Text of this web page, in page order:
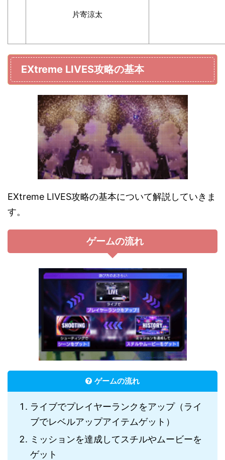
片寄涼太
EXtreme LIVES攻略の基本
EXtreme LIVES攻略の基本について解説していきま
す。
ゲームの流れ
ゲームの流れ
ライブでプレイヤーランクをアップ（ライ
ブでレベルアップアイテムゲット）
ミッションを達成してスチルやムービーを
ゲット